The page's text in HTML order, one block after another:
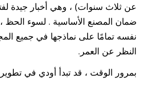
عن ثلاث سنوات) ، وهي أخبار جيدة
ضمان المصنع الأساسية . لسوء الحظ ،
نفسه تمامًا على نماذجها في جميع
النظر عن العمر.
بمرور الوقت ، قد تبدأ أودي في